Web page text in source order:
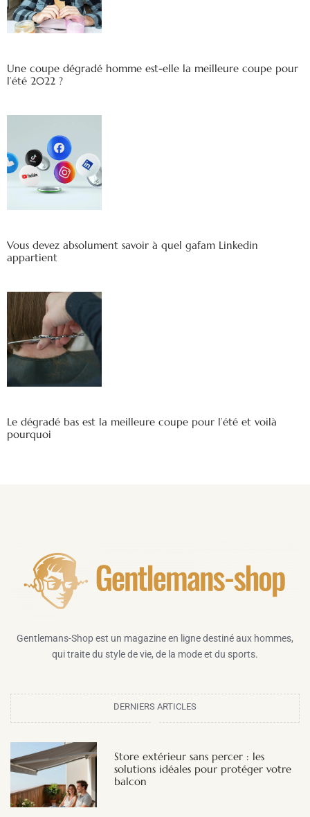
Une coupe dégradé homme est-elle la meilleure coupe pour
l’été 2022 ?
Vous devez absolument savoir à quel gafam Linkedin
appartient
Le dégradé bas est la meilleure coupe pour l’été et voilà
pourquoi
Gentlemans-Shop est un magazine en ligne destiné aux hommes,
qui traite du style de vie, de la mode et du sports.
DERNIERS ARTICLES
Store extérieur sans percer : les
solutions idéales pour protéger votre
balcon